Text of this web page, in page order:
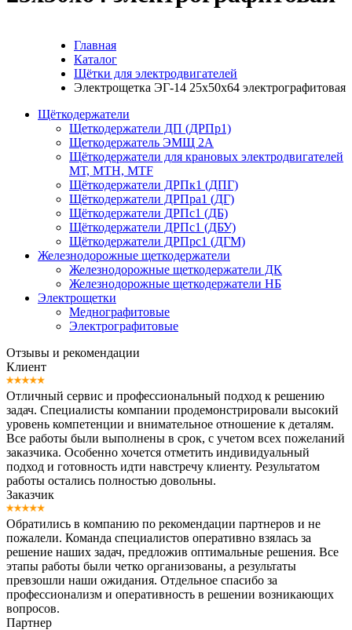
Главная
Каталог
Щётки для электродвигателей
Электрощетка ЭГ-14 25х50х64 электрографитовая
Щёткодержатели
Щеткодержатели ДП (ДРПр1)
Щеткодержатель ЭМЩ 2А
Щёткодержатели для крановых электродвигателей
МТ, МТН, МТF
Щёткодержатели ДРПк1 (ДПГ)
Щёткодержатели ДРПра1 (ДГ)
Щёткодержатели ДРПс1 (ДБ)
Щёткодержатели ДРПс1 (ДБУ)
Щёткодержатели ДРПрс1 (ДГМ)
Железнодорожные щеткодержатели
Железнодорожные щеткодержатели ДК
Железнодорожные щеткодержатели НБ
Электрощетки
Меднографитовые
Электрографитовые
Отзывы и рекомендации
Клиент
Отличный сервис и профессиональный подход к решению
задач. Специалисты компании продемонстрировали высокий
уровень компетенции и внимательное отношение к деталям.
Все работы были выполнены в срок, с учетом всех пожеланий
заказчика. Особенно хочется отметить индивидуальный
подход и готовность идти навстречу клиенту. Результатом
работы остались полностью довольны.
Заказчик
Обратились в компанию по рекомендации партнеров и не
пожалели. Команда специалистов оперативно взялась за
решение наших задач, предложив оптимальные решения. Все
этапы работы были четко организованы, а результаты
превзошли наши ожидания. Отдельное спасибо за
профессионализм и оперативность в решении возникающих
вопросов.
Партнер